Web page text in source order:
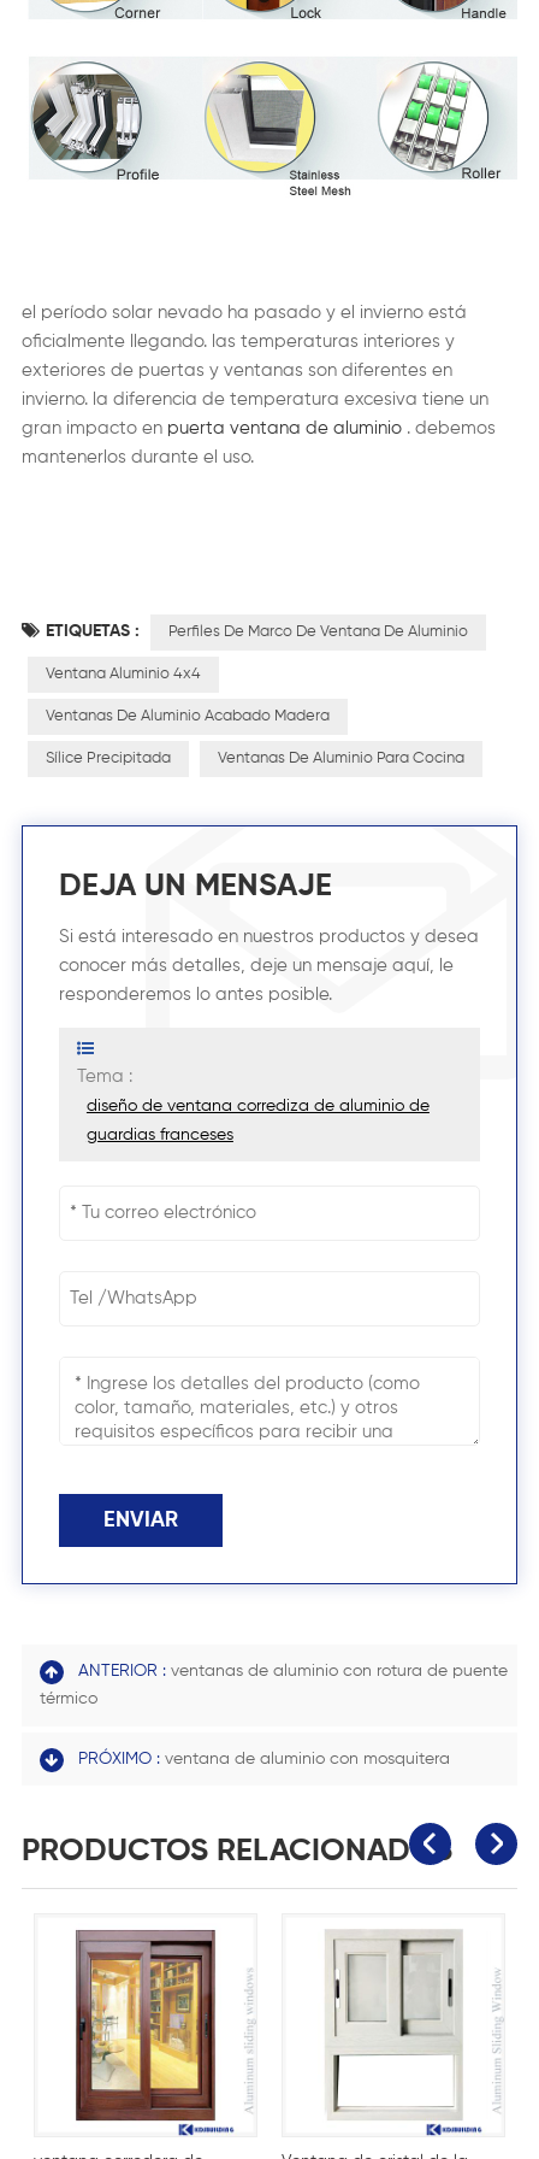
el período solar nevado ha pasado y el invierno está
oficialmente llegando. las temperaturas interiores y
exteriores de puertas y ventanas son diferentes en
invierno. la diferencia de temperatura excesiva tiene un
gran impacto enpuerta ventana de aluminio. debemos
mantenerlos durante el uso.
ETIQUETAS : Perfiles De Marco De Ventana De Aluminio
Ventana Aluminio 4x4
Ventanas De Aluminio Acabado Madera
Sílice Precipitada Ventanas De Aluminio Para Cocina
DEJA UN MENSAJE
Si está interesado en nuestros productos y desea
conocer más detalles, deje un mensaje aquí, le
responderemos lo antes posible.
Tema :
diseño de ventana corrediza de aluminio de
guardias franceses
ENVIAR
ANTERIOR : ventanas de aluminio con rotura de puente
térmico
PRÓXIMO : ventana de aluminio con mosquitera
PRODUCTOS RELACIONADOS